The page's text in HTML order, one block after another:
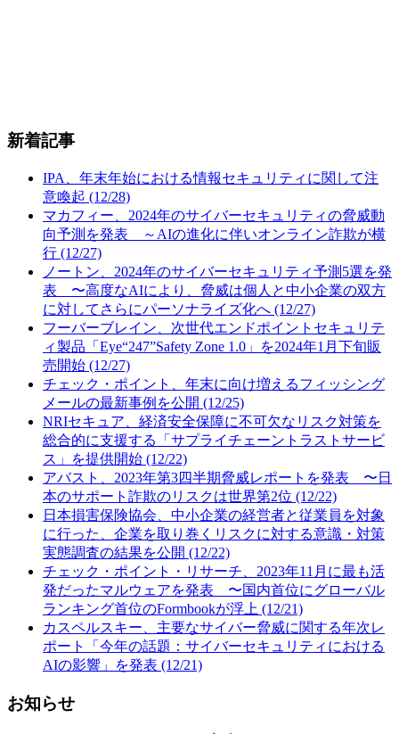
新着記事
IPA、年末年始における情報セキュリティに関して注
意喚起 (12/28)
マカフィー、2024年のサイバーセキュリティの脅威動
向予測を発表 ～AIの進化に伴いオンライン詐欺が横
行 (12/27)
ノートン、2024年のサイバーセキュリティ予測5選を発
表 〜高度なAIにより、脅威は個人と中小企業の双方
に対してさらにパーソナライズ化へ (12/27)
フーバーブレイン、次世代エンドポイントセキュリテ
ィ製品「Eye“247”Safety Zone 1.0」を2024年1月下旬販
売開始 (12/27)
チェック・ポイント、年末に向け増えるフィッシング
メールの最新事例を公開 (12/25)
NRIセキュア、経済安全保障に不可欠なリスク対策を
総合的に支援する「サプライチェーントラストサービ
ス」を提供開始 (12/22)
アバスト、2023年第3四半期脅威レポートを発表 〜日
本のサポート詐欺のリスクは世界第2位 (12/22)
日本損害保険協会、中小企業の経営者と従業員を対象
に行った、企業を取り巻くリスクに対する意識・対策
実態調査の結果を公開 (12/22)
チェック・ポイント・リサーチ、2023年11月に最も活
発だったマルウェアを発表 〜国内首位にグローバル
ランキング首位のFormbookが浮上 (12/21)
カスペルスキー、主要なサイバー脅威に関する年次レ
ポート「今年の話題：サイバーセキュリティにおける
AIの影響」を発表 (12/21)
お知らせ